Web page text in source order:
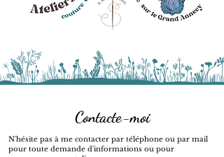
Contacte-moi
N'hésite pas à me contacter par téléphone ou par mail
pour toute demande d'informations ou pour